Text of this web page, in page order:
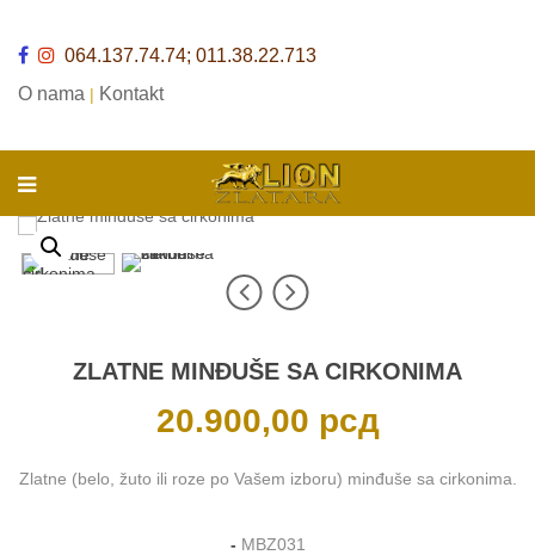
064.137.74.74; 011.38.22.713
O nama | Kontakt
ZLATNE MINĐUŠE SA CIRKONIMA
20.900,00 рсд
Zlatne (belo, žuto ili roze po Vašem izboru) minđuše sa cirkonima.
- MBZ031